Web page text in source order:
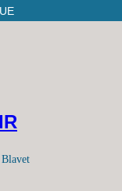
Blavet